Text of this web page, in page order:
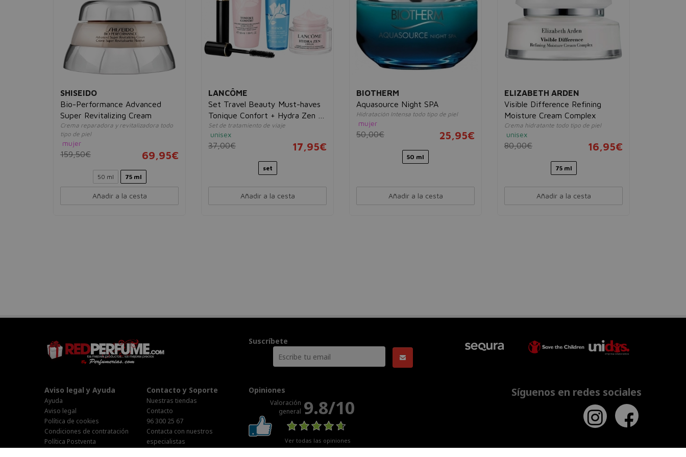
SHISEIDO
Bio-Performance Advanced
Super Revitalizing Cream
Crema reparadora y revitalizadora todo
tipo de piel
mujer
159,50€ 69,95€
50 ml 75 ml
Añadir a la cesta
LANCÔME
Set Travel Beauty Must-haves
Tonique Confort + Hydra Zen +
Hypnôse + Bi-Facil
Set de tratamiento de viaje
unisex
37,00€ 17,95€
set
Añadir a la cesta
BIOTHERM
Aquasource Night SPA
Hidratación Intensa todo tipo de piel
mujer
50,00€ 25,95€
50 ml
Añadir a la cesta
ELIZABETH ARDEN
Visible Difference Refining
Moisture Cream Complex
Crema hidratante todo tipo de piel
unisex
80,00€ 16,95€
75 ml
Añadir a la cesta
Suscríbete
Aviso legal y Ayuda
Ayuda
Aviso legal
Política de cookies
Condiciones de contratación
Política Postventa
Contacto y Soporte
Nuestras tiendas
Contacto
96 300 25 67
Contacta con nuestros
especialistas
Opiniones
Valoración
general 9.8/10
Ver todas las opiniones
Síguenos en redes sociales